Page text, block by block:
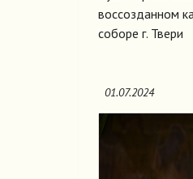
воссозданном
соборе г. Твери
01.07.2024